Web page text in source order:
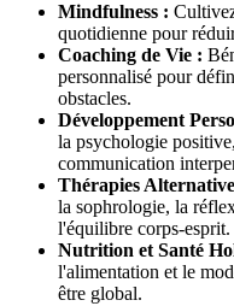
Mindfulness :
quotidienne pour
Coaching de Vie :
personnalisé pour
obstacles.
Développement
la psychologie
communication
Thérapies
la sophrologie, la
l'équilibre corps-esprit.
Nutrition et Santé
l'alimentation et le
être global.